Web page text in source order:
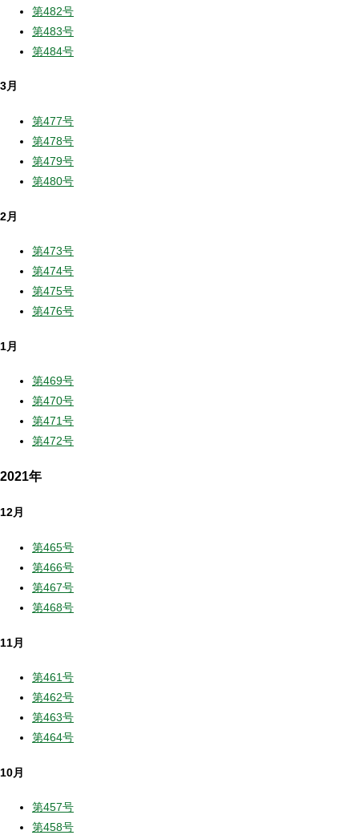
第482号
第483号
第484号
3月
第477号
第478号
第479号
第480号
2月
第473号
第474号
第475号
第476号
1月
第469号
第470号
第471号
第472号
2021年
12月
第465号
第466号
第467号
第468号
11月
第461号
第462号
第463号
第464号
10月
第457号
第458号